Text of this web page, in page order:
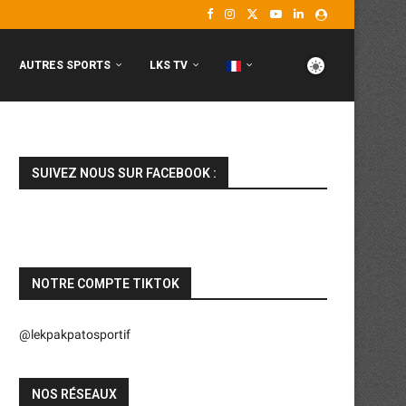
AUTRES SPORTS LKS TV
SUIVEZ NOUS SUR FACEBOOK :
NOTRE COMPTE TIKTOK
@lekpakpatosportif
NOS RÉSEAUX